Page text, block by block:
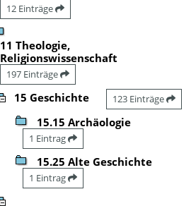
12 Einträge
11 Theologie,
Religionswissenschaft
197 Einträge
15 Geschichte 123 Einträge
15.15 Archäologie
1 Eintrag
15.25 Alte Geschichte
1 Eintrag